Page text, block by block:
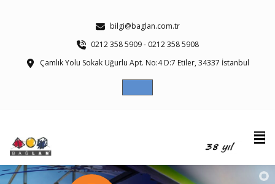
bilgi@baglan.com.tr
0212 358 5909 - 0212 358 5908
Çamlık Yolu Sokak Uğurlu Apt. No:4 D:7 Etiler, 34337 İstanbul